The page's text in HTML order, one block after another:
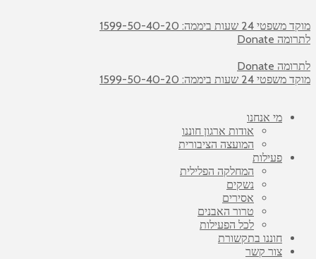
מוקד משפטי 24 שעות ביממה: 1599-50-40-20
לתרומה Donate
לתרומה Donate
מוקד משפטי 24 שעות ביממה: 1599-50-40-20
מי אנחנו
אודות ארגון חוננו
המועצה הציבורית
פעילות
המחלקה הפלילית
נשקים
אסירים
טרור האבנים
לכל הפעילות
חוננו בתקשורת
צור קשר